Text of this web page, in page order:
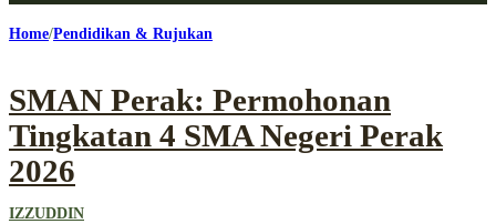
Home Pendidikan & Rujukan
SMAN Perak: Permohonan
Tingkatan 4 SMA Negeri Perak
2026
IZZUDDIN